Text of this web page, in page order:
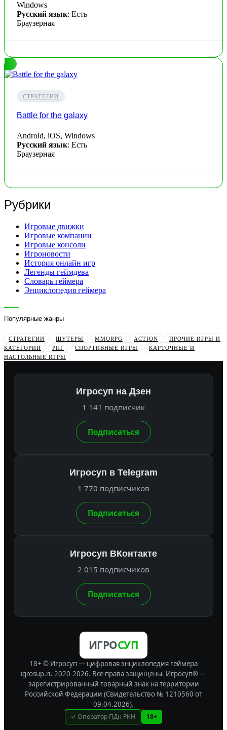
Windows
Русский язык: Есть
Браузерная
СТРАТЕГИИ
Battle for the galaxy
Android, iOS, Windows
Русский язык: Есть
Браузерная
Рубрики
Игровые движки
Игровые компании
Игровые консоли
Игроновости
История онлайн игр
Легенды геймдева
Словарь геймера
Энциклопедия геймера
Популярные жанры
СТРАТЕГИИ ШУТЕРЫ MMORPG ACTION
ПРОЧИЕ ИГРЫ И
КАТЕГОРИИ
РПГ СПОРТИВНЫЕ ИГРЫ
КАРТОЧНЫЕ И
НАСТОЛЬНЫЕ ИГРЫ
Игросуп на Дзен
1 141 подписчик
Подписаться
Игросуп в Telegram
1 770 подписчиков
Подписаться
Игросуп ВКонтакте
2 015 подписчиков
Подписаться
ИГРОСУП
18+ © Игросуп — цифровая энциклопедия геймера
igrosup.ru 2020-2026. Все права защищены. Игросуп® —
зарегистрированный товарный знак на территории
Российской Федерации (Свидетельство № 1210560 от
09.04.2026).
✓ Оператор ПДн РКН 18+